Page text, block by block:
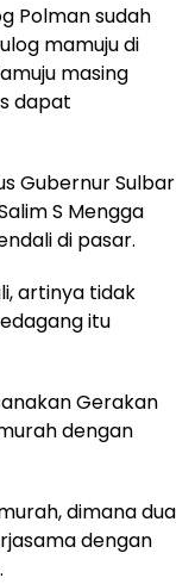
Polman sudah
mamuju di
masing
dapat
Gubernur Sulbar
S Mengga
di pasar.
artinya tidak
itu
Gerakan
dengan
dimana dua
dengan